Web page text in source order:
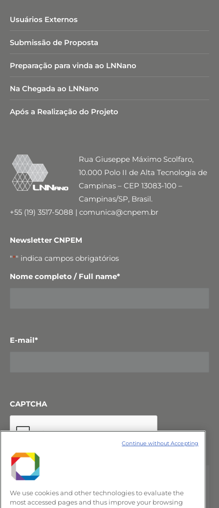
Usuários Externos
Submissão de Proposta
Preparação para vinda ao LNNano
Na Chegada ao LNNano
Após a Realização do Projeto
Rua Giuseppe Máximo Scolfaro,
10.000 Polo II de Alta Tecnologia de
Campinas – CEP 13083-100 –
Campinas/SP, Brasil.
+55 (19) 3517-5088 | comunica@cnpem.br
Newsletter CNPEM
"*" indica campos obrigatórios
Nome completo / Full name*
E-mail*
CAPTCHA
We use cookies and other technologies to evaluate the
most accessed pages and thus improve your browsing
Continue without Accepting